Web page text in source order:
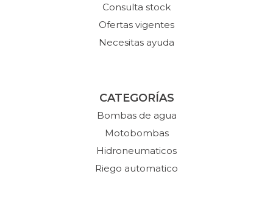
Consulta stock
Ofertas vigentes
Necesitas ayuda
CATEGORÍAS
Bombas de agua
Motobombas
Hidroneumaticos
Riego automatico